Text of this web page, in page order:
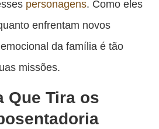
personagens. Como eles
enfrentam novos
da família é tão
missões.
Que Tira os